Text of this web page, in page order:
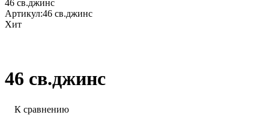
46 св.джинс
Артикул:46 св.джинс
Хит
46 св.джинс
К сравнению